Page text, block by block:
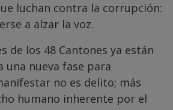
luchan contra la corrupción:
a alzar la voz.
de los 48 Cantones ya están
una nueva fase para
no es delito; más
humano inherente por el